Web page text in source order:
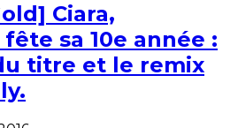
Ciara,
fête sa 10e année :
titre et le remix